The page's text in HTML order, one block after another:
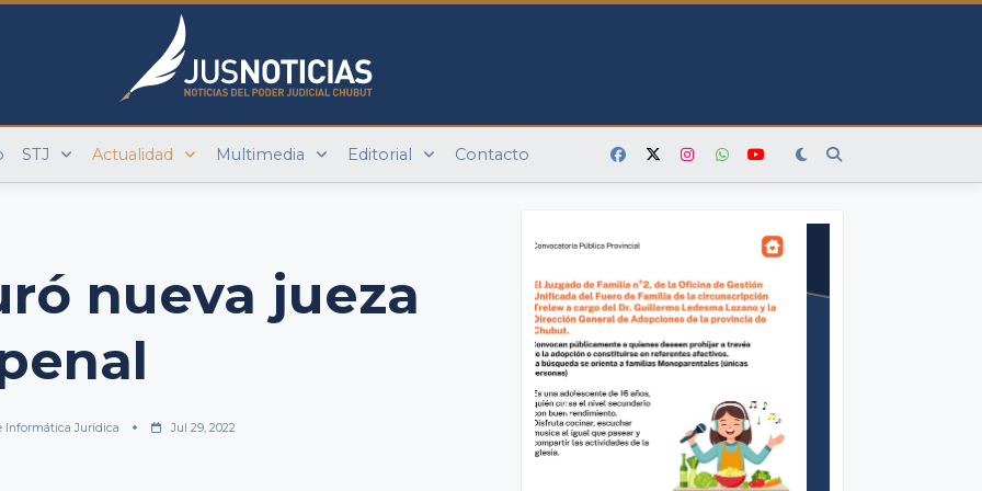
STJ Actualidad Multimedia Editorial Contacto
nueva jueza
Informática Jurídica Jul 29, 2022